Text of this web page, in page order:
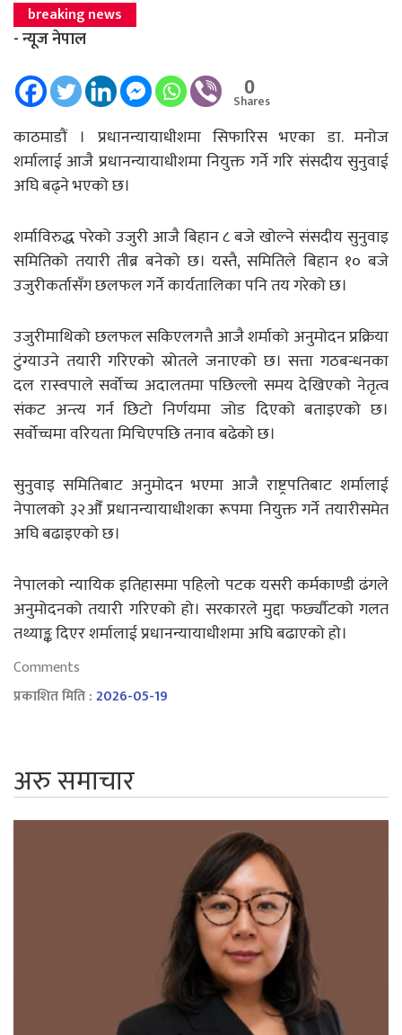
breaking news
- न्यूज नेपाल
0
Shares
काठमाडौं । प्रधानन्यायाधीशमा सिफारिस भएका डा. मनोज
शर्मालाई आजै प्रधानन्यायाधीशमा नियुक्त गर्ने गरि संसदीय सुनुवाई
अघि बढ्ने भएको छ।
शर्माविरुद्ध परेको उजुरी आजै बिहान ८ बजे खोल्ने संसदीय सुनुवाइ
समितिको तयारी तीब्र बनेको छ। यस्तै, समितिले बिहान १० बजे
उजुरीकर्तासँग छलफल गर्ने कार्यतालिका पनि तय गरेको छ।
उजुरीमाथिको छलफल सकिएलगत्तै आजै शर्माको अनुमोदन प्रक्रिया
टुंग्याउने तयारी गरिएको स्रोतले जनाएको छ। सत्ता गठबन्धनका
दल रास्वपाले सर्वोच्च अदालतमा पछिल्लो समय देखिएको नेतृत्व
संकट अन्त्य गर्न छिटो निर्णयमा जोड दिएको बताइएको छ।
सर्वोच्चमा वरियता मिचिएपछि तनाव बढेको छ।
सुनुवाइ समितिबाट अनुमोदन भएमा आजै राष्ट्रपतिबाट शर्मालाई
नेपालको ३२औँ प्रधानन्यायाधीशका रूपमा नियुक्त गर्ने तयारीसमेत
अघि बढाइएको छ।
नेपालको न्यायिक इतिहासमा पहिलो पटक यसरी कर्मकाण्डी ढंगले
अनुमोदनको तयारी गरिएको हो। सरकारले मुद्दा फर्छ्यौटको गलत
तथ्याङ्क दिएर शर्मालाई प्रधानन्यायाधीशमा अघि बढाएको हो।
Comments
प्रकाशित मिति :2026-05-19
अरु समाचार